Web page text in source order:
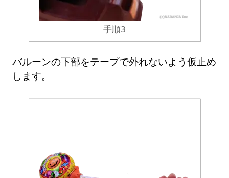
手順3
バルーンの下部をテープで外れないよう仮止め
します。